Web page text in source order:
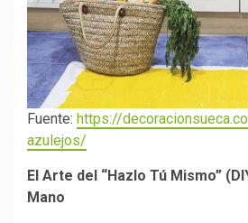
Fuente: https://
azulejos/
El Arte del “Hazlo Tú Mismo”
Mano